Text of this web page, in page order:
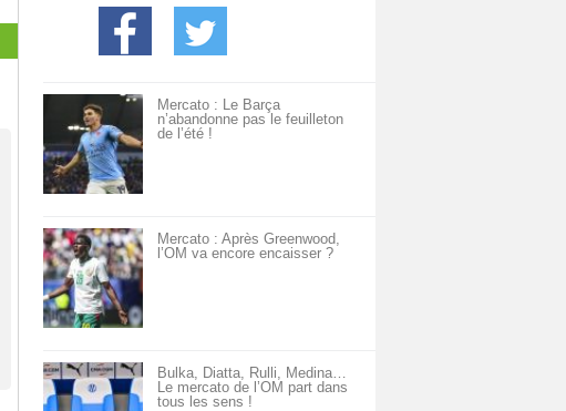
Mercato : Le Barça
n’abandonne pas le feuilleton
de l’été !
Mercato : Après Greenwood,
l’OM va encore encaisser ?
Bulka, Diatta, Rulli, Medina…
Le mercato de l’OM part dans
tous les sens !